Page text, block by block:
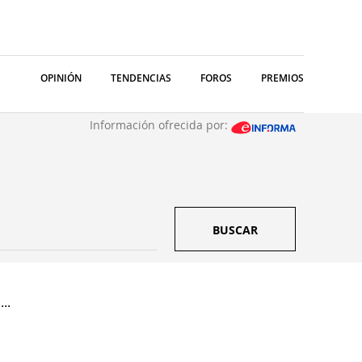
OPINIÓN TENDENCIAS FOROS PREMIOS
Información ofrecida por:
BUSCAR